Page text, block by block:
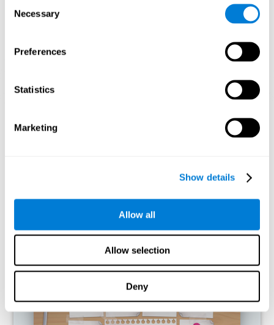
Selection
Necessary
Preferences
Statistics
Marketing
Show details
Allow all
Allow selection
Deny
인지 능력을 훈련하지 않으면 어떻게
우리의 두뇌는 사용하지 않는 연결을 제거하여 리소스를 절약하는
신경 활성화 패턴에 대한 자원을 제공하지 않으므로 점점 약해집니
다. 인지 기능을 훈련하지 않으면 일상 활동의 효율성이 떨어집니